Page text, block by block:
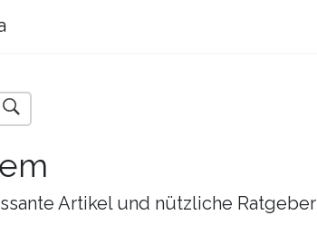
Artikel und nützliche Ratgeber